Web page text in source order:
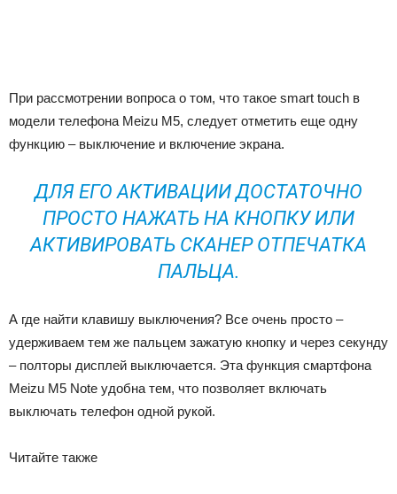
При рассмотрении вопроса о том, что такое smart touch в
модели телефона Meizu M5, следует отметить еще одну
функцию – выключение и включение экрана.
ДЛЯ ЕГО АКТИВАЦИИ ДОСТАТОЧНО
ПРОСТО НАЖАТЬ НА КНОПКУ ИЛИ
АКТИВИРОВАТЬ СКАНЕР ОТПЕЧАТКА
ПАЛЬЦА.
А где найти клавишу выключения? Все очень просто –
удерживаем тем же пальцем зажатую кнопку и через секунду
– полторы дисплей выключается. Эта функция смартфона
Meizu M5 Note удобна тем, что позволяет включать
выключать телефон одной рукой.
Читайте также